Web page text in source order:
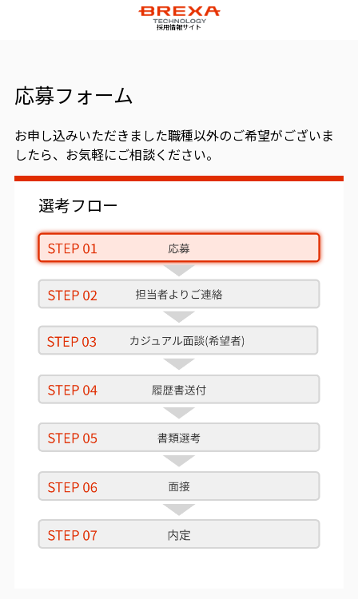
採用情報サイト
応募フォーム
お申し込みいただきました職種以外のご希望がございま
したら、お気軽にご相談ください。
選考フロー